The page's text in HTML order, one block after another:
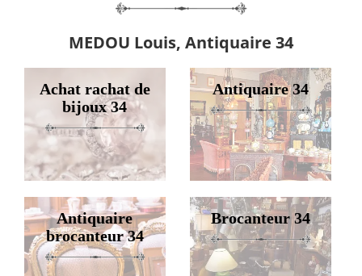
MEDOU Louis, Antiquaire 34
Achat rachat de
bijoux 34
Antiquaire 34
Antiquaire
brocanteur 34
Brocanteur 34